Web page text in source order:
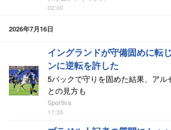
02:00
2026年7月16日
イングランドが守備固めに転
ンに逆転を許した
5バックで守りを固めた結果、アル
との見方も
Sportiva
17:35